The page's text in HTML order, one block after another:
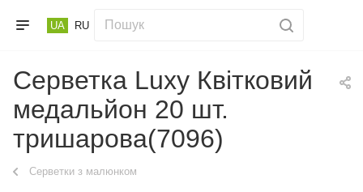
UA RU
Серветка Luxy Квітковий
медальйон 20 шт.
тришарова(7096)
Серветки з малюнком